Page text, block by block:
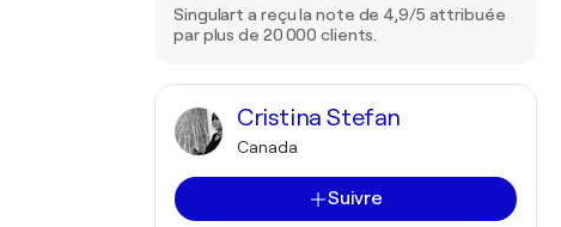
Singulart a reçu la note de 4,9/5 attribuée
par plus de 20 000 clients.
Cristina Stefan
Canada
Suivre